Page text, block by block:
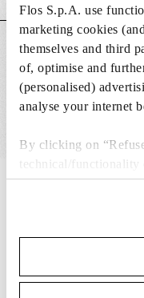
Flos S.p.A. use
marketing cookies
themselves and third
of, optimise and
(personalised)
analyse your internet
By clicking on
technical/
clicking on “Accept
cookies. By clicking
save your choices.
To know more refer
GEEIGNET